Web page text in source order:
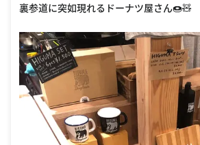
裏参道に突如現れるドーナツ屋さん🍩🧸